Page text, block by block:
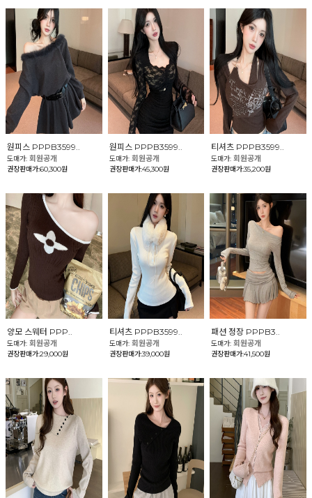
원피스 PPPB3599..
도매가: 회원공개
권장판매가:60,300원
원피스 PPPB3599..
도매가: 회원공개
권장판매가:45,300원
티셔츠 PPPB3599..
도매가:회원공개
권장판매가:35,200원
양모 스웨터 PPP..
도매가: 회원공개
권장판매가:29,000원
티셔츠 PPPB3599..
도매가: 회원공개
권장판매가:39,000원
패션 정장 PPPB3..
도매가:회원공개
권장판매가:41,500원